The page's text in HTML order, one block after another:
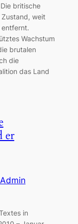
britische
weit
entfernt.
Wachstum
brutalen
die
das Land
er
in